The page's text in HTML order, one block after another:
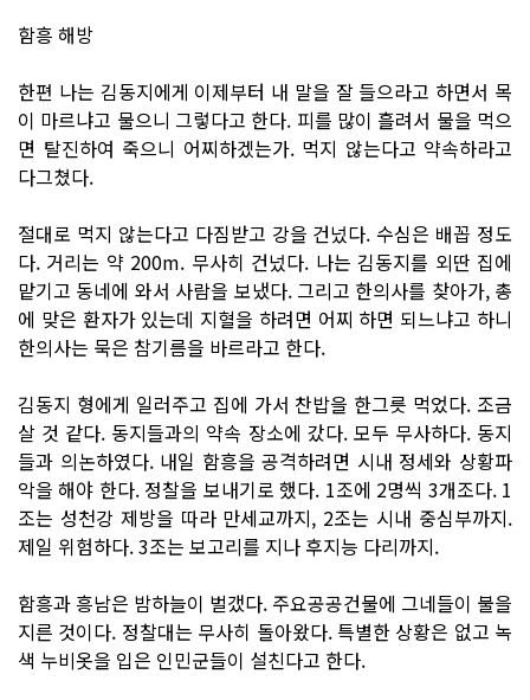
함흥 해방
한편 나는 김동지에게 이제부터 내 말을 잘 들으라고 하면서 목
이 마르냐고 물으니 그렇다고 한다. 피를 많이 흘려서 물을 먹으
면 탈진하여 죽으니 어찌하겠는가. 먹지 않는다고 약속하라고
다그쳤다.
절대로 먹지 않는다고 다짐받고 강을 건넜다. 수심은 배꼽 정도
다. 거리는 약 200m. 무사히 건넜다. 나는 김동지를 외딴 집에
맡기고 동네에 와서 사람을 보냈다. 그리고 한의사를 찾아가, 총
에 맞은 환자가 있는데 지혈을 하려면 어찌 하면 되느냐고 하니
한의사는 묵은 참기름을 바르라고 한다.
김동지 형에게 일러주고 집에 가서 찬밥을 한그릇 먹었다. 조금
살 것 같다. 동지들과의 약속 장소에 갔다. 모두 무사하다. 동지
들과 의논하였다. 내일 함흥을 공격하려면 시내 정세와 상황파
악을 해야 한다. 정찰을 보내기로 했다. 1조에 2명씩 3개조다. 1
조는 성천강 제방을 따라 만세교까지, 2조는 시내 중심부까지.
제일 위험하다. 3조는 보고리를 지나 후지능 다리까지.
함흥과 흥남은 밤하늘이 벌갰다. 주요공공건물에 그네들이 불을
지른 것이다. 정찰대는 무사히 돌아왔다. 특별한 상황은 없고 녹
색 누비옷을 입은 인민군들이 설친다고 한다.